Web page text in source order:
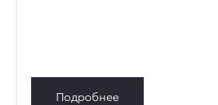
Подробнее